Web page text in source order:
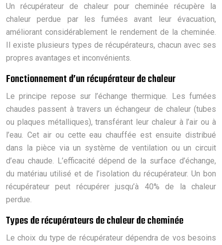
Un récupérateur de chaleur pour cheminée récupère la
chaleur perdue par les fumées avant leur évacuation,
améliorant considérablement le rendement de la cheminée.
Il existe plusieurs types de récupérateurs, chacun avec ses
propres avantages et inconvénients.
Fonctionnement d’un récupérateur de chaleur
Le principe repose sur l’échange thermique. Les fumées
chaudes passent à travers un échangeur de chaleur (tubes
ou plaques métalliques), transférant leur chaleur à l’air ou à
l’eau. Cet air ou cette eau chauffée est ensuite distribué
dans la pièce via un système de ventilation ou un circuit
d’eau chaude. L’efficacité dépend de la surface d’échange,
du matériau utilisé et de l’isolation du récupérateur. Un bon
récupérateur peut récupérer jusqu’à 40% de la chaleur
perdue.
Types de récupérateurs de chaleur de cheminée
Le choix du type de récupérateur dépendra de vos besoins